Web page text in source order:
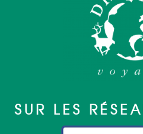
SUR LES